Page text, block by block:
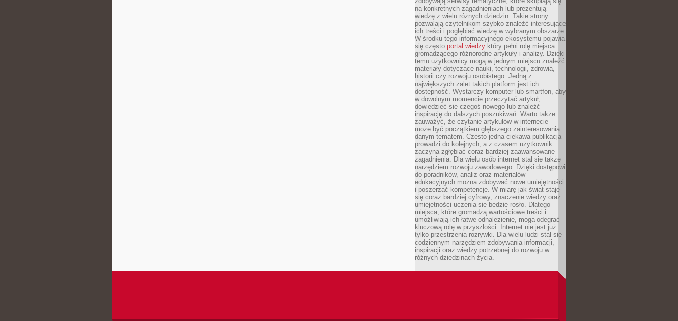
na konkretnych zagadnieniach lub prezentują
wiedzę z wielu różnych dziedzin. Takie strony
pozwalają czytelnikom szybko znaleźć interesujące
ich treści i pogłębiać wiedzę w wybranym obszarze.
W środku tego informacyjnego ekosystemu pojawia
się często portal wiedzy który pełni rolę miejsca
gromadzącego różnorodne artykuły i analizy. Dzięki
temu użytkownicy mogą w jednym miejscu znaleźć
materiały dotyczące nauki, technologii, zdrowia,
historii czy rozwoju osobistego. Jedną z
największych zalet takich platform jest ich
dostępność. Wystarczy komputer lub smartfon, aby
w dowolnym momencie przeczytać artykuł,
dowiedzieć się czegoś nowego lub znaleźć
inspirację do dalszych poszukiwań. Warto także
zauważyć, że czytanie artykułów w internecie
może być początkiem głębszego zainteresowania
danym tematem. Często jedna ciekawa publikacja
prowadzi do kolejnych, a z czasem użytkownik
zaczyna zgłębiać coraz bardziej zaawansowane
zagadnienia. Dla wielu osób internet stał się także
narzędziem rozwoju zawodowego. Dzięki dostępowi
do poradników, analiz oraz materiałów
edukacyjnych można zdobywać nowe umiejętności
i poszerzać kompetencje. W miarę jak świat staje
się coraz bardziej cyfrowy, znaczenie wiedzy oraz
umiejętności uczenia się będzie rosło. Dlatego
miejsca, które gromadzą wartościowe treści i
umożliwiają ich łatwe odnalezienie, mogą odegrać
kluczową rolę w przyszłości. Internet nie jest już
tylko przestrzenią rozrywki. Dla wielu ludzi stał się
codziennym narzędziem zdobywania informacji,
inspiracji oraz wiedzy potrzebnej do rozwoju w
różnych dziedzinach życia.